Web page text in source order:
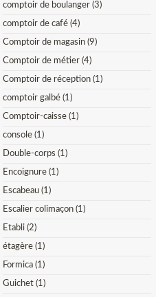
comptoir de boulanger (3)
comptoir de café (4)
Comptoir de magasin (9)
Comptoir de métier (4)
Comptoir de réception (1)
comptoir galbé (1)
Comptoir-caisse (1)
console (1)
Double-corps (1)
Encoignure (1)
Escabeau (1)
Escalier colimaçon (1)
Etabli (2)
étagère (1)
Formica (1)
Guichet (1)